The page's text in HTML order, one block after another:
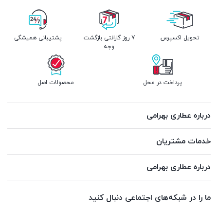
تحویل اکسپرس
7 روز گارانتی بازگشت
وجه
پشتیبانی همیشگی
پرداخت در محل محصولات اصل
درباره عطاری بهرامی
خدمات مشتریان
درباره عطاری بهرامی
ما را در شبکه‌های اجتماعی دنبال کنید